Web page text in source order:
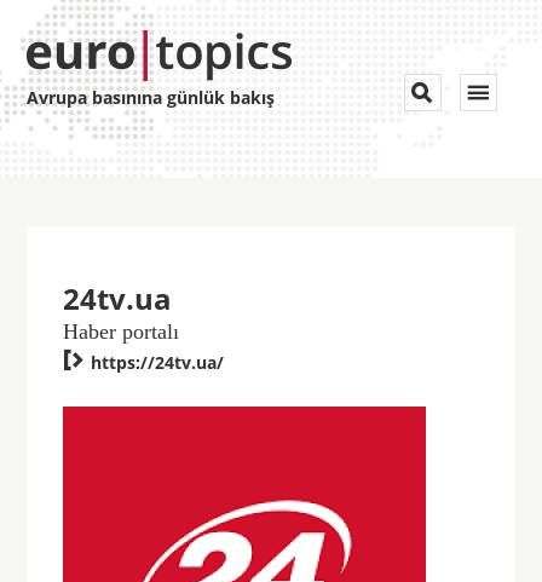
Avrupa basınına günlük bakış Toggle


24tv.ua
Haber portalı
 https://24tv.ua/